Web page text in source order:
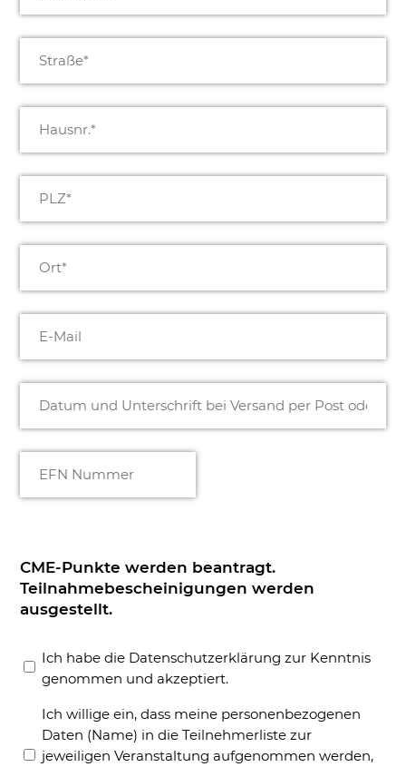
(erforderlich)
Mail (erforderlich)
und
Unterschrift
bei
Versand
per
Fax
Nummer(erforderlich)
CME-Punkte werden beantragt.
Teilnahmebescheinigungen werden
ausgestellt.
Datenschutz(erforderlich)
Ich habe die Datenschutzerklärung zur Kenntnis
genommen und akzeptiert.
Personbezogene
Daten(erforderlich)
Ich willige ein, dass meine personenbezogenen
Daten (Name) in die Teilnehmerliste zur
jeweiligen Veranstaltung aufgenommen werden,